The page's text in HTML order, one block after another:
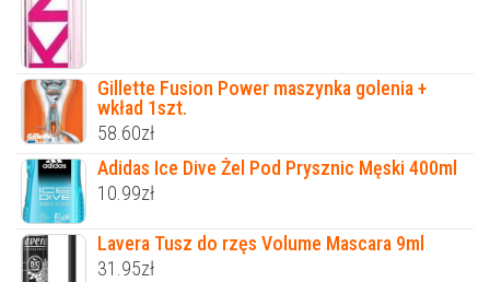
Gillette Fusion Power maszynka golenia +
wkład 1szt.
58.60zł
Adidas Ice Dive Żel Pod Prysznic Męski 400ml
10.99zł
Lavera Tusz do rzęs Volume Mascara 9ml
31.95zł